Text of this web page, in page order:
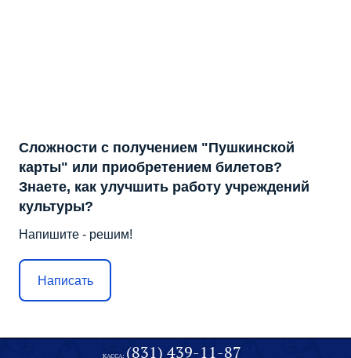
Сложности с получением "Пушкинской
карты" или приобретением билетов?
Знаете, как улучшить работу учреждений
культуры?
Напишите - решим!
Написать
КАССА: (831) 439-11-87